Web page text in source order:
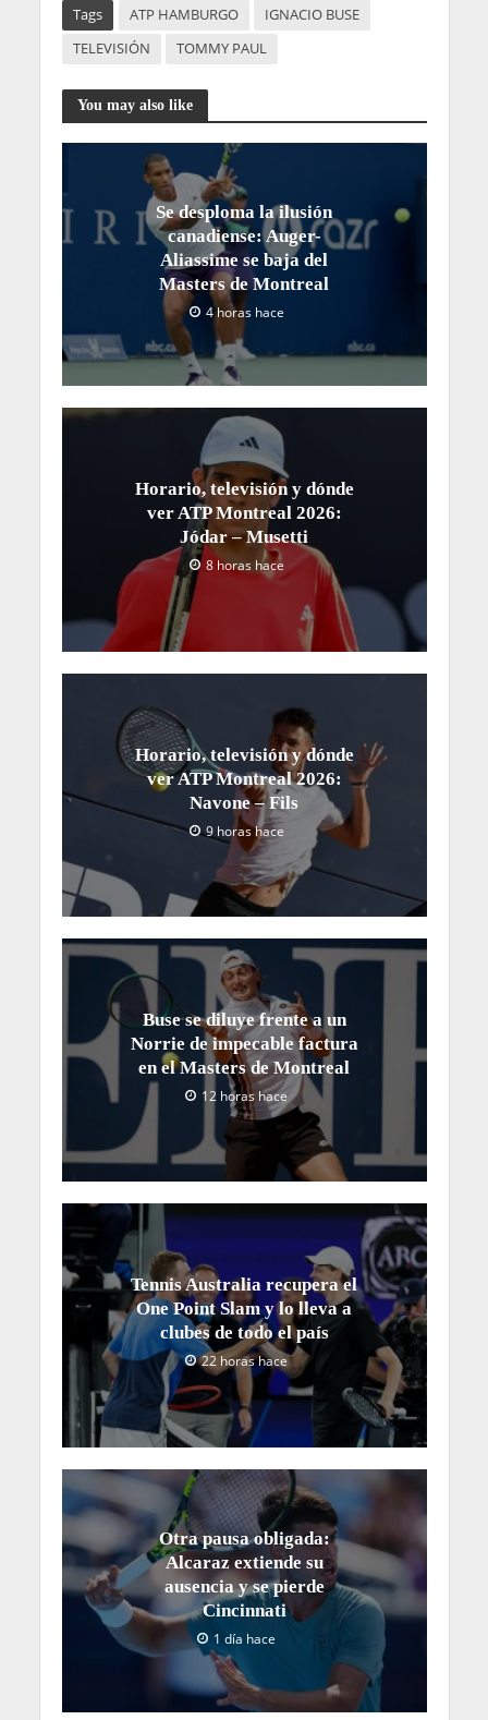
Tags ATP HAMBURGO
IGNACIO BUSE
TELEVISIÓN
TOMMY PAUL
You may also like
Se desploma la ilusión
canadiense: Auger-
Aliassime se baja del
Masters de Montreal
4 horas hace
Horario, televisión y dónde
ver ATP Montreal 2026:
Jódar – Musetti
8 horas hace
Horario, televisión y dónde
ver ATP Montreal 2026:
Navone – Fils
9 horas hace
Buse se diluye frente a un
Norrie de impecable factura
en el Masters de Montreal
12 horas hace
Tennis Australia recupera el
One Point Slam y lo lleva a
clubes de todo el país
22 horas hace
Otra pausa obligada:
Alcaraz extiende su
ausencia y se pierde
Cincinnati
1 día hace